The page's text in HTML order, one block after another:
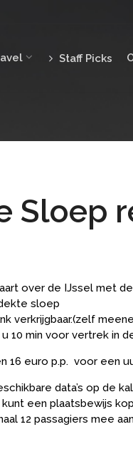
Staff Picks
Sloep
over de IJssel met de
sloep
verkrijgbaar.(zelf
10 min voor vertrek in
16 euro p.p. voor een
data’s op de
een plaatsbewijs
12 passagiers mee